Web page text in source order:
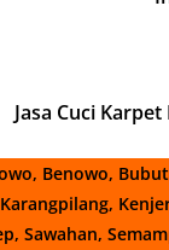
Jasa Cuci
Benowo,
Sawahan,